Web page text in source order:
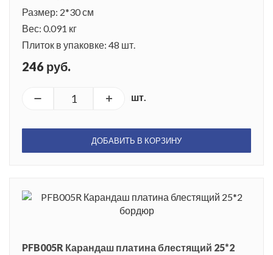
Размер: 2*30 см
Вес: 0.091 кг
Плиток в упаковке: 48 шт.
246 руб.
шт.
ДОБАВИТЬ В КОРЗИНУ
PFB005R Карандаш платина блестящий 25*2